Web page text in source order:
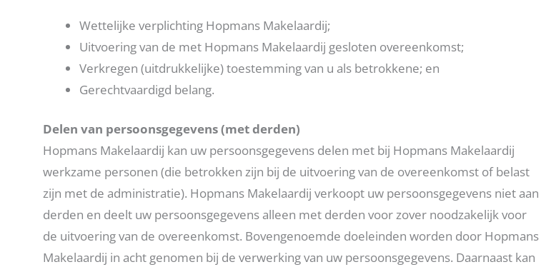
Wettelijke verplichting Hopmans Makelaardij;
Uitvoering van de met Hopmans Makelaardij gesloten overeenkomst;
Verkregen (uitdrukkelijke) toestemming van u als betrokkene; en
Gerechtvaardigd belang.
Delen van persoonsgegevens (met derden)
Hopmans Makelaardij kan uw persoonsgegevens delen met bij Hopmans Makelaardij
werkzame personen (die betrokken zijn bij de uitvoering van de overeenkomst of belast
zijn met de administratie). Hopmans Makelaardij verkoopt uw persoonsgegevens niet aan
derden en deelt uw persoonsgegevens alleen met derden voor zover noodzakelijk voor
de uitvoering van de overeenkomst. Bovengenoemde doeleinden worden door Hopmans
Makelaardij in acht genomen bij de verwerking van uw persoonsgegevens. Daarnaast kan